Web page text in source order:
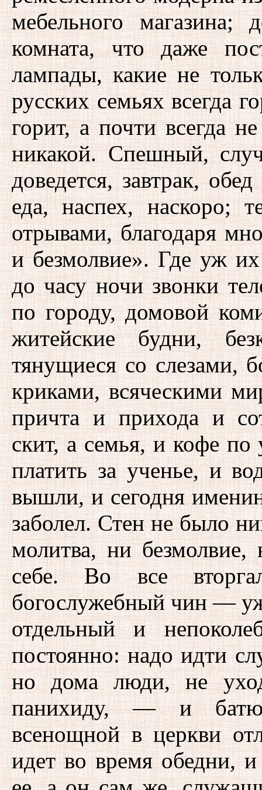
мебельного
комната, что даже
лампады, какие не
русских семьях всегда
горит, а почти всегда
никакой. Спешный,
доведется, завтрак,
еда, наспех, наскоро;
отрывами, благодаря
и безмолвие». Где уж
до часу ночи звонки
по городу, домовой
житейские будни,
тянущиеся со слезами,
криками, всяческими
причта и прихода и
скит, а семья, и кофе
платить за ученье, и
вышли, и сегодня
заболел. Стен не было
молитва, ни
себе. Во все
богослужебный чин —
отдельный и
постоянно: надо идти
но дома люди, не
панихиду, — и
всенощной в церкви
идет во время обедни,